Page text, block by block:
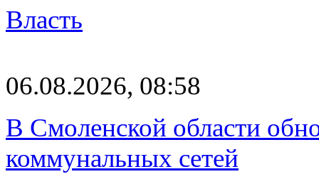
Власть
06.08.2026, 08:58
В Смоленской области
коммунальных сетей